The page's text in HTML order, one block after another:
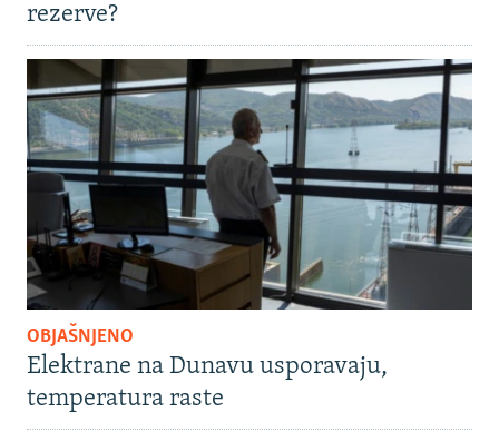
rezerve?
OBJAŠNJENO
Elektrane na Dunavu usporavaju,
temperatura raste